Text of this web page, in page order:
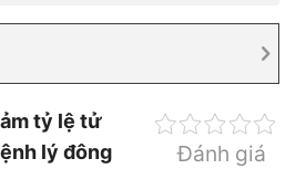
Đánh giá
tỷ lệ tử
lý đông